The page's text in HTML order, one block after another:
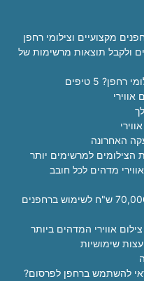
ולקבל תוצאות מרשימות של
5 טיפים
האחרונה
מדהים לכל חובב
משרד התקשורת קבע קנס עד 70,000 ש"ח לשימוש ברחפנים
שימושיות
להשתמש ברחפן לפרסום?